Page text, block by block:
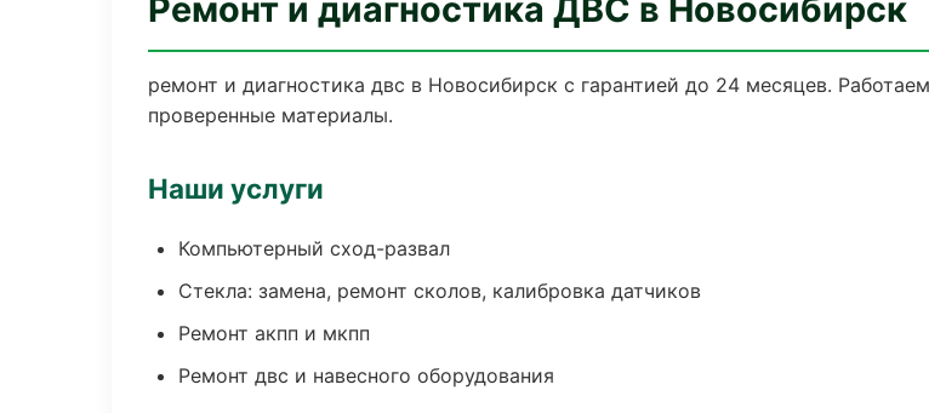
Ремонт и диагностика ДВС в Новосибирск
ремонт и диагностика двс в Новосибирск с гарантией до 24 месяцев.
проверенные материалы.
Наши услуги
Компьютерный сход-развал
Стекла: замена, ремонт сколов, калибровка датчиков
Ремонт акпп и мкпп
Ремонт двс и навесного оборудования